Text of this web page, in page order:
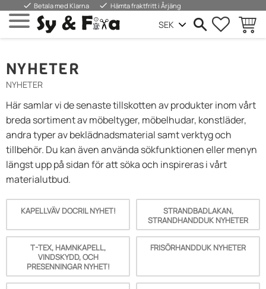
Valikko
done Betala med Klarna done Hämta fraktfritt i Årjäng
SUOSIKIT
NYHETER
NYHETER
Här samlar vi de senaste tillskotten av produkter inom vårt
breda sortiment av möbeltyger, möbelhudar, konstläder,
andra typer av beklädnadsmaterial samt verktyg och
tillbehör. Du kan även använda sökfunktionen eller menyn
längst upp på sidan för att söka och inspireras i vårt
materialutbud.
KAPELLVÄV DOCRIL NYHET!
STRANDBADLAKAN,
STRANDHANDDUK NYHETER
T-TEX, HAMNKAPELL,
VINDSKYDD, OCH
PRESENNINGAR NYHET!
FRISÖRHANDDUK NYHETER